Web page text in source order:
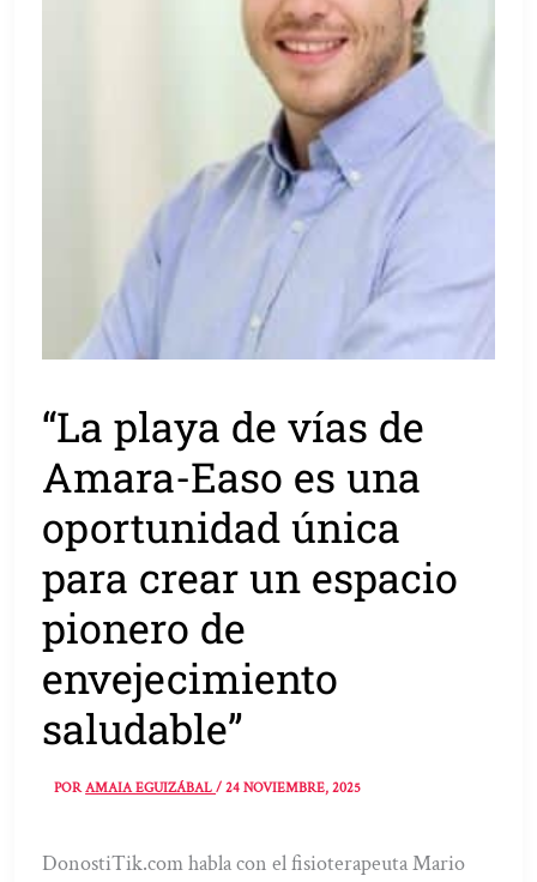
“La playa de vías de
Amara-Easo es una
oportunidad única
para crear un espacio
pionero de
envejecimiento
saludable”
PORAMAIA EGUIZÁBAL/24 NOVIEMBRE, 2025
DonostiTik.com habla con el fisioterapeuta Mario